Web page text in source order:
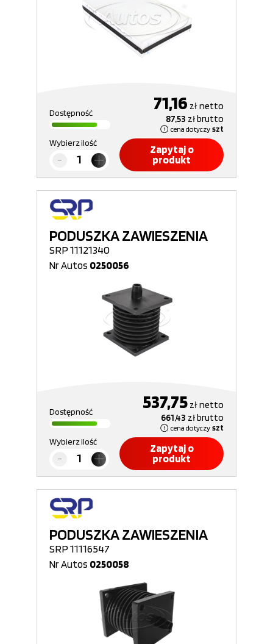
Dostępność 71,16 złnetto
87,53 złbrutto
cena dotyczy szt
Wybierz ilość
Zapytaj o
produkt
PODUSZKA ZAWIESZENIA
SRP 11121340
Nr Autos 0250056
Dostępność 537,75 złnetto
661,43 złbrutto
cena dotyczy szt
Wybierz ilość
Zapytaj o
produkt
PODUSZKA ZAWIESZENIA
SRP 11116547
Nr Autos 0250058